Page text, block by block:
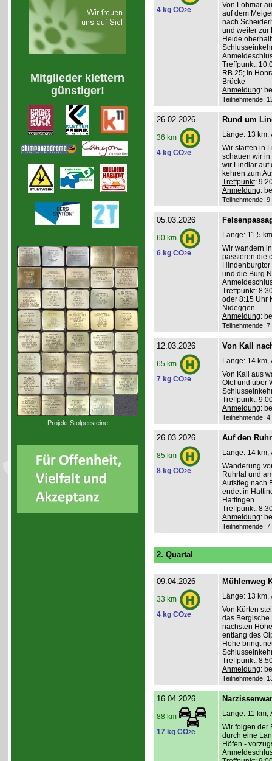
Mitglieder klettern
günstiger!
Projekt Stolpersteine
4 kg CO2e
Von Lohmar
auf dem
nach
und weiter zur
Heide
Treffpunkt:
RB 25; in
Brücke
Anmeldung:
Teilnehmende:
26.02.2026
36 km
4 kg CO2e
Rund um
Länge: 13 km,
Wir starten in
schauen wir
wir Lindlar auf
kehren zum
Treffpunkt:
Anmeldung:
Teilnehmende:
05.03.2026
60 km
6 kg CO2e
Länge: 11,5
Wir wandern
passieren die
und die Burg
Treffpunkt:
oder 8:15 Uhr
Nideggen
Anmeldung:
Teilnehmende:
12.03.2026
65 km
7 kg CO2e
Von Kall
Länge: 14 km,
Von Kall aus
Olef und über
Treffpunkt:
Anmeldung:
Teilnehmende:
26.03.2026
85 km
8 kg CO2e
Auf den
Länge: 14 km,
Wanderung
Ruhrtal und
Aufstieg nach
endet in
Hattingen.
Treffpunkt:
Anmeldung:
Teilnehmende:
2. Quartal
09.04.2026
33 km
4 kg CO2e
Mühlenweg
Länge: 13 km,
Von Kürten
das Bergische
nächsten
entlang des
Höhe bringt
Treffpunkt:
Anmeldung:
Teilnehmende:
16.04.2026
88 km
17 kg CO2e
Länge: 11 km,
Wir folgen der
durch eine
Höfen -